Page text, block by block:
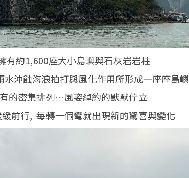
有約1,600座大小島嶼與石灰岩岩柱
沖蝕海浪拍打與風化作用所形成一座座島嶼
的密集排列…風姿綽約的默默佇立
前行, 每轉一個彎就出現新的驚喜與變化